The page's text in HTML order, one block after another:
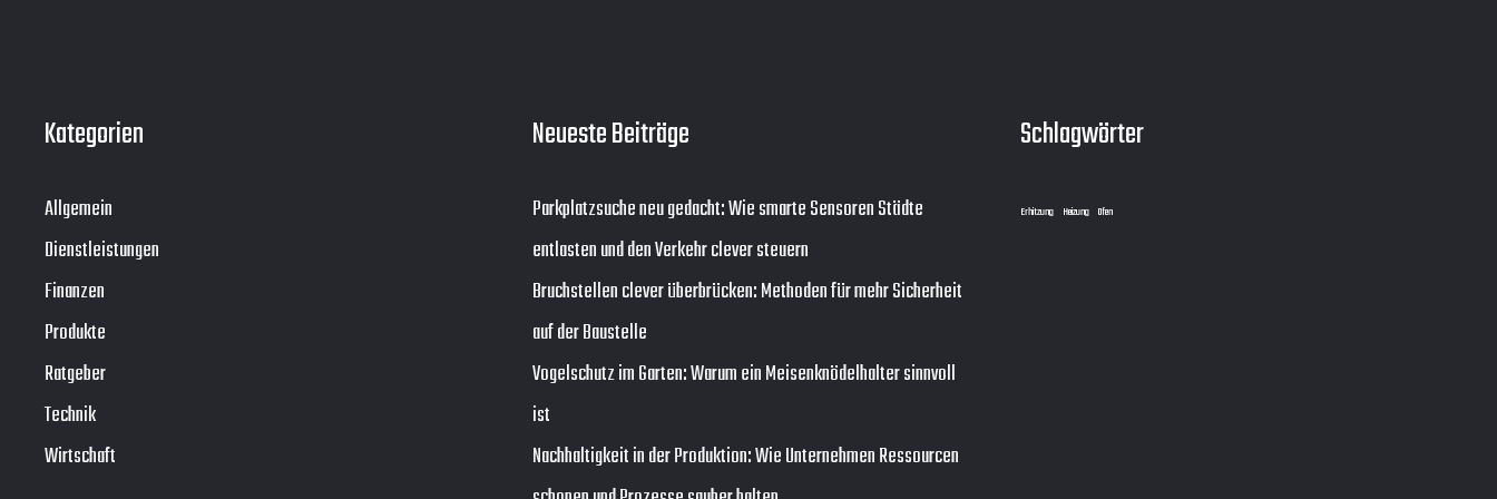
Kategorien
Allgemein
Dienstleistungen
Finanzen
Produkte
Ratgeber
Technik
Wirtschaft
Neueste Beiträge
Parkplatzsuche neu gedacht: Wie smarte Sensoren Städte
entlasten und den Verkehr clever steuern
Bruchstellen clever überbrücken: Methoden für mehr Sicherheit
auf der Baustelle
Vogelschutz im Garten: Warum ein Meisenknödelhalter sinnvoll
ist
Nachhaltigkeit in der Produktion: Wie Unternehmen Ressourcen
Schlagwörter
Erhitzung Heizung Ofen